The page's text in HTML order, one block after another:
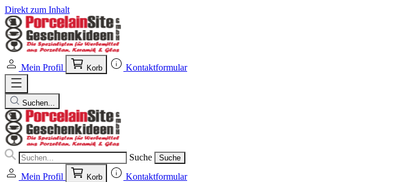
Direkt zum Inhalt
Mein Profil Korb Kontaktformular
Suchen...
Suche Suche
Mein Profil Korb Kontaktformular